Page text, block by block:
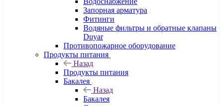
Запорная арматура
Фитинги
Водяные фильтры и обратные клапаны
Duyar
Противопожарное оборудование
Продукты питания
Назад
Продукты питания
Бакалея
Назад
Бакалея